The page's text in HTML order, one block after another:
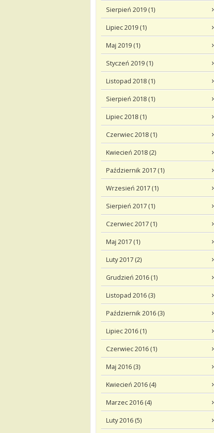
Sierpień 2019 (1)
Lipiec 2019 (1)
Maj 2019 (1)
Styczeń 2019 (1)
Listopad 2018 (1)
Sierpień 2018 (1)
Lipiec 2018 (1)
Czerwiec 2018 (1)
Kwiecień 2018 (2)
Październik 2017 (1)
Wrzesień 2017 (1)
Sierpień 2017 (1)
Czerwiec 2017 (1)
Maj 2017 (1)
Luty 2017 (2)
Grudzień 2016 (1)
Listopad 2016 (3)
Październik 2016 (3)
Lipiec 2016 (1)
Czerwiec 2016 (1)
Maj 2016 (3)
Kwiecień 2016 (4)
Marzec 2016 (4)
Luty 2016 (5)